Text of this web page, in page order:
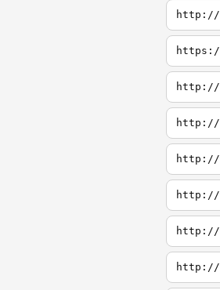
http://
http://
http://
http://
http://
http://
http://